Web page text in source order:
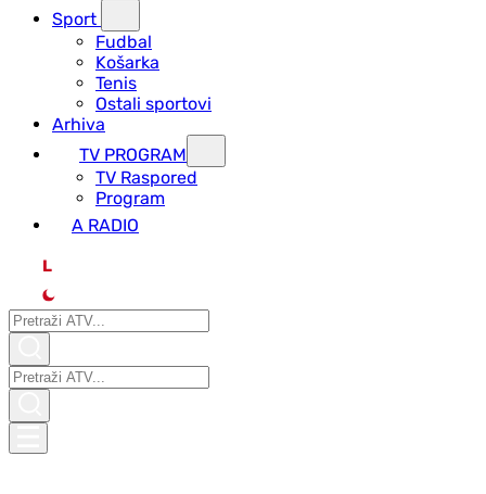
Sport
Fudbal
Košarka
Tenis
Ostali sportovi
Arhiva
TV PROGRAM
ТV Raspored
Program
A RADIO
L